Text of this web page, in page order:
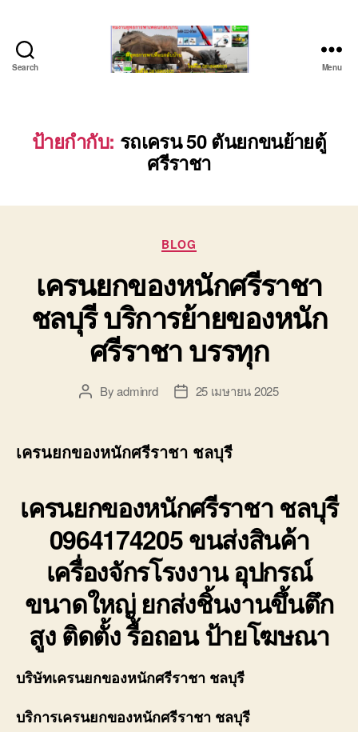
Search
ยก
ของ
หนัก
0818900005,
0800628488
Menu
ป้ายกำกับ: รถเครน 50 ตันยกขนย้ายตู้
ศรีราชา
Categories
BLOG
เครนยกของหนักศรีราชา
ชลบุรี บริการย้ายของหนัก
ศรีราชา บรรทุก
PostByadminrd
Post25 เมษายน 2025
เครนยกของหนักศรีราชา ชลบุรี
เครนยกของหนักศรีราชา ชลบุรี
0964174205 ขนส่งสินค้า
เครื่องจักรโรงงาน อุปกรณ์
ขนาดใหญ่ ยกส่งชิ้นงานขึ้นตึก
สูง ติดตั้ง รื้อถอน ป้ายโฆษณา
บริษัทเครนยกของหนักศรีราชา ชลบุรี
บริการเครนยกของหนักศรีราชา ชลบุรี